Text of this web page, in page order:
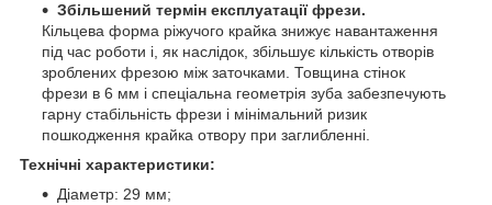
Збільшений термін експлуатації фрези.
Кільцева форма ріжучого крайка знижує навантаження
під час роботи і, як наслідок, збільшує кількість отворів
зроблених фрезою між заточками. Товщина стінок
фрези в 6 мм і спеціальна геометрія зуба забезпечують
гарну стабільність фрези і мінімальний ризик
пошкодження крайка отвору при заглибленні.
Технічні характеристики:
Діаметр: 29 мм;